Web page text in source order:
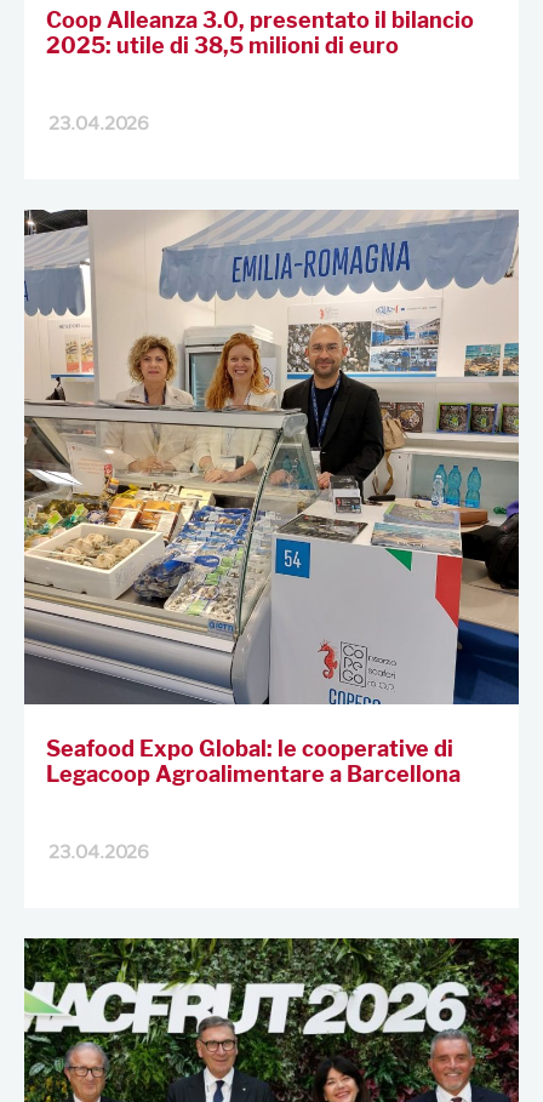
Coop Alleanza 3.0, presentato il bilancio
2025: utile di 38,5 milioni di euro
23.04.2026
Seafood Expo Global: le cooperative di
Legacoop Agroalimentare a Barcellona
23.04.2026